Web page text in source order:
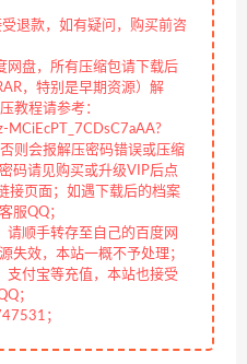
退款，如有疑问，购买前咨
网盘，所有压缩包请下载后
，特别是早期资源）解
教程请参考：
MCiEcPT_7CDsC7aAA?
则会报解压密码错误或压缩
码请见购买或升级VIP后点
接页面；如遇下载后的档案
服QQ；
请顺手转存至自己的百度网
失效，本站一概不予处理；
支付宝等充值，本站也接受
；
；